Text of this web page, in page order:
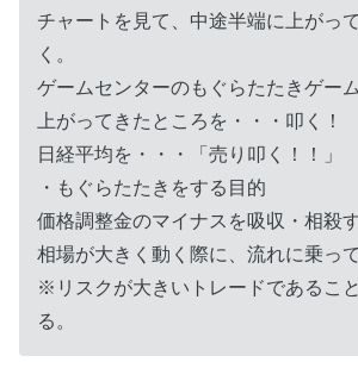
チャートを見て、中途半端に上がっ
く。
ゲームセンターのもぐらたたきゲー
上がってきたところを・・・叩く！
日経平均を・・・「売り叩く！！」
・もぐらたたきをする目的
価格調整金のマイナスを吸収・相殺す
相場が大きく動く際に、流れに乗っ
※リスクが大きいトレードであるこ
る。